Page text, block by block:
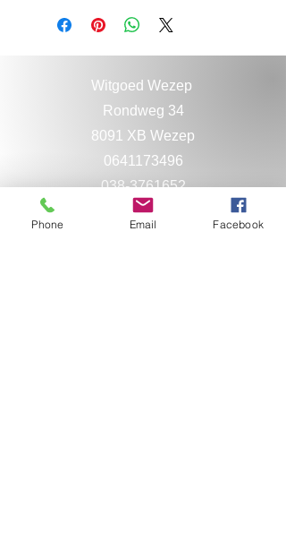
Witgoed Wezep
Rondweg 34
8091 XB Wezep
0641173496
038-3761652
Phone Email Facebook